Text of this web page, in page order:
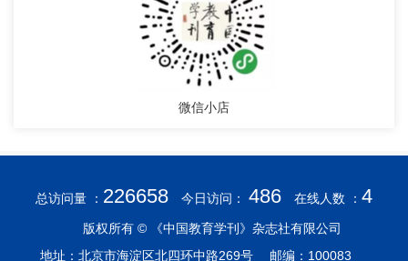
微信小店
总访问量 ： 226658 今日访问： 486 在线人数 ： 4
版权所有 © 《中国教育学刊》杂志社有限公司
地址：北京市海淀区北四环中路269号 邮编：100083